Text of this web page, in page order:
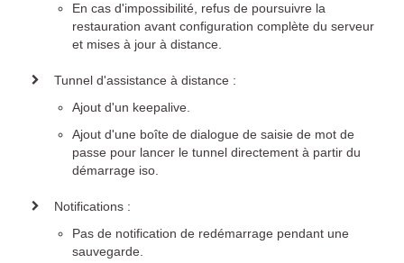
En cas d'impossibilité, refus de poursuivre la
restauration avant configuration complète du serveur
et mises à jour à distance.
Tunnel d'assistance à distance :
Ajout d'un keepalive.
Ajout d'une boîte de dialogue de saisie de mot de
passe pour lancer le tunnel directement à partir du
démarrage iso.
Notifications :
Pas de notification de redémarrage pendant une
sauvegarde.